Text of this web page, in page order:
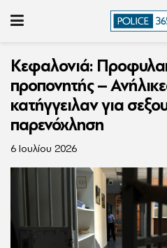
Κεφαλονιά:
προπονητής –
κατήγγειλαν για
παρενόχληση
6 Ιουλίου 2026